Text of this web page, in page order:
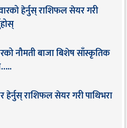
हेर्नुस् राशिफल सेयर गरी
नौमती बाजा बिशेष साँस्कृतिक
राशिफल सेयर गरी पाथिभरा